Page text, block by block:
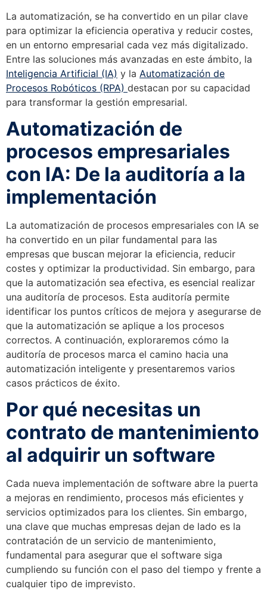
La automatización, se ha convertido en un pilar clave
para optimizar la eficiencia operativa y reducir costes,
en un entorno empresarial cada vez más digitalizado.
Entre las soluciones más avanzadas en este ámbito, la
Inteligencia Artificial (IA) y la Automatización de
Procesos Robóticos (RPA) destacan por su capacidad
para transformar la gestión empresarial.
Automatización de
procesos empresariales
con IA: De la auditoría a la
implementación
La automatización de procesos empresariales con IA se
ha convertido en un pilar fundamental para las
empresas que buscan mejorar la eficiencia, reducir
costes y optimizar la productividad. Sin embargo, para
que la automatización sea efectiva, es esencial realizar
una auditoría de procesos. Esta auditoría permite
identificar los puntos críticos de mejora y asegurarse de
que la automatización se aplique a los procesos
correctos. A continuación, exploraremos cómo la
auditoría de procesos marca el camino hacia una
automatización inteligente y presentaremos varios
casos prácticos de éxito.
Por qué necesitas un
contrato de mantenimiento
al adquirir un software
Cada nueva implementación de software abre la puerta
a mejoras en rendimiento, procesos más eficientes y
servicios optimizados para los clientes. Sin embargo,
una clave que muchas empresas dejan de lado es la
contratación de un servicio de mantenimiento,
fundamental para asegurar que el software siga
cumpliendo su función con el paso del tiempo y frente a
cualquier tipo de imprevisto.